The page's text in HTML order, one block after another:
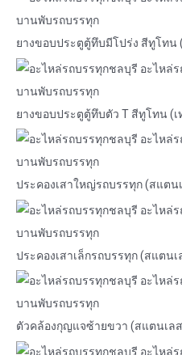
ยางขอบประตูตู้ทึบมีโปร่ง สีทูโทน (
ยางขอบประตูตู้ทึบตัว T สีทูโทน (เ
ประคองเสาใหญ่รถบรรทุก (สแตน
ประคองเสาเล็กรถบรรทุก (สแตนเ
ตัวคล้องกุญแจซ้ายขวา (สแตนเล